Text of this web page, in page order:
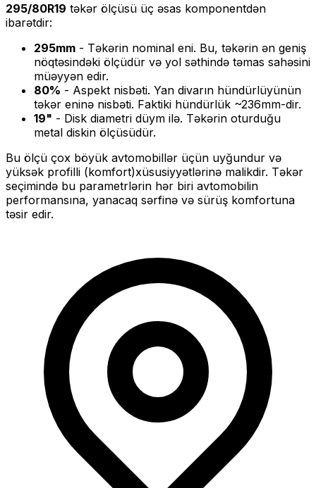
295/80R19 təkər ölçüsü üç əsas komponentdən
ibarətdir:
295mm - Təkərin nominal eni. Bu, təkərin ən geniş
nöqtəsindəki ölçüdür və yol səthində təmas sahəsini
müəyyən edir.
80% - Aspekt nisbəti. Yan divarın hündürlüyünün
təkər eninə nisbəti. Faktiki hündürlük ~236mm-dir.
19" - Disk diametri düym ilə. Təkərin oturduğu
metal diskin ölçüsüdür.
Bu ölçü çox böyük avtomobillər üçün uyğundur və
yüksək profilli (komfort)xüsusiyyətlərinə malikdir. Təkər
seçimində bu parametrlərin hər biri avtomobilin
performansına, yanacaq sərfinə və sürüş komfortuna
təsir edir.